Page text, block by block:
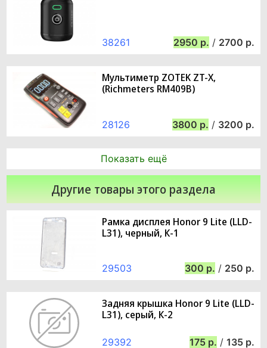
38261 2950 / 2700
Мультиметр ZOTEK ZT-X,
(Richmeters RM409B)
28126 3800 / 3200
Показать ещё
Другие товары этого раздела
Рамка дисплея Honor 9 Lite (LLD-
L31), черный, К-1
29503 300 / 250
Задняя крышка Honor 9 Lite (LLD-
L31), серый, К-2
29392 175 / 135